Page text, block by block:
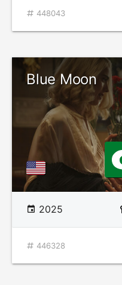
448043
Blue Moon
2025
446328